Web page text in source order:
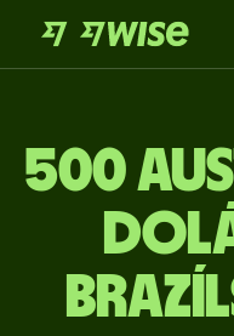
500